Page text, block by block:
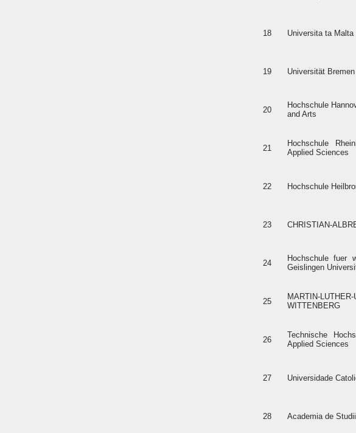
18 Universita ta Malta
19 Universität Bremen
20
Hochschule
and Arts
21
Hochschule
Applied Sciences
22 Hochschule
23 CHRISTIAN-
24
Hochschule fuer
Geislingen
25
MARTIN-
WITTENBERG
26
Technische
Applied Sciences
27 Universidade
28 Academia de